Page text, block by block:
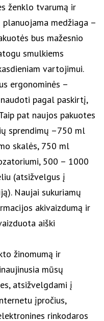
ženklo tvarumą ir
medžiaga –
bus mažesnio
smulkiems
vartojimui.
ergonominės –
pagal paskirtį,
pat naujos pakuotes
sprendimų –750 ml
skalės, 750 ml
500 – 1000
(atsižvelgus į
Naujai sukuriamų
akivaizdumą ir
aiški
žinomumą ir
mūsų
atsižvelgdami į
įpročius,
rinkodaros